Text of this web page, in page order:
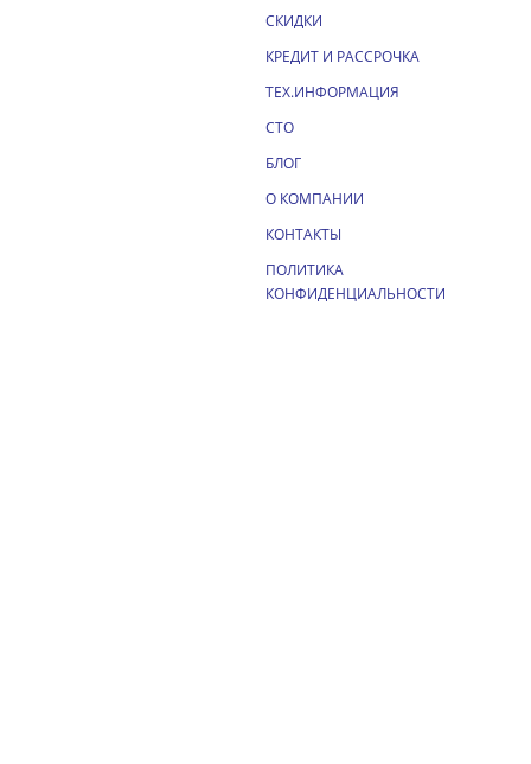
СКИДКИ
КРЕДИТ И РАССРОЧКА
ТЕХ.ИНФОРМАЦИЯ
СТО
БЛОГ
О КОМПАНИИ
КОНТАКТЫ
ПОЛИТИКА
КОНФИДЕНЦИАЛЬНОСТИ